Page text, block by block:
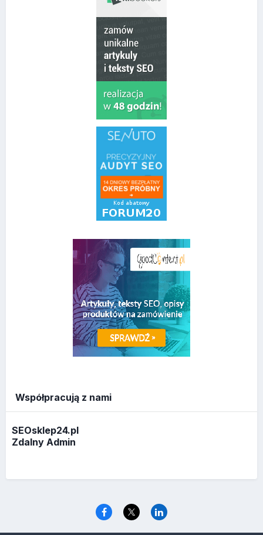
Współpracują z nami
SEOsklep24.pl
Zdalny Admin